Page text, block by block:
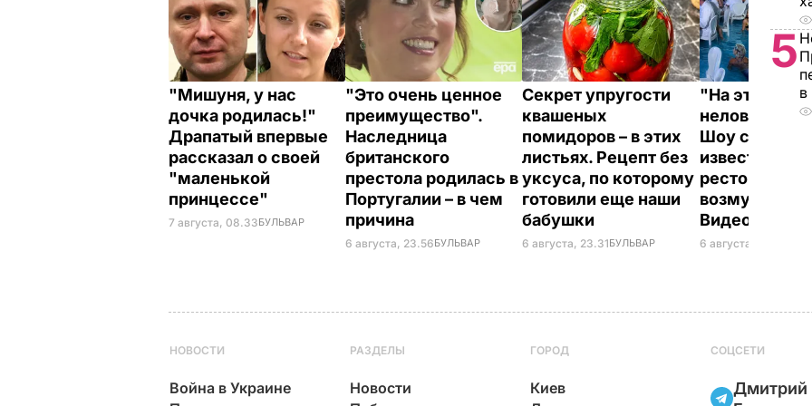
"Мишуня, у нас
дочка родилась!"
Драпатый впервые
рассказал о своей
"маленькой
принцессе"
7 августа, 08.33БУЛЬВАР
"Это очень ценное
преимущество".
Наследница
британского
престола родилась в
Португалии – в чем
причина
6 августа, 23.56БУЛЬВАР
Секрет упругости
квашеных
помидоров – в этих
листьях. Рецепт без
уксуса, по которому
готовили еще наши
бабушки
6 августа, 23.31БУЛЬВАР
"На это даже
неловко
Шоу с
известном
ресторане
возмутило
Видео
6 августа, 21.33
5
в
НОВОСТИ
Война в Украине
РАЗДЕЛЫ
Новости
ГОРОД
Киев
СОЦСЕТИ
Дмитрий